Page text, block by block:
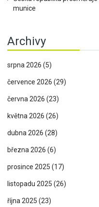
munice
Archivy
srpna 2026 (5)
července 2026 (29)
června 2026 (23)
května 2026 (26)
dubna 2026 (28)
března 2026 (6)
prosince 2025 (17)
listopadu 2025 (26)
října 2025 (23)